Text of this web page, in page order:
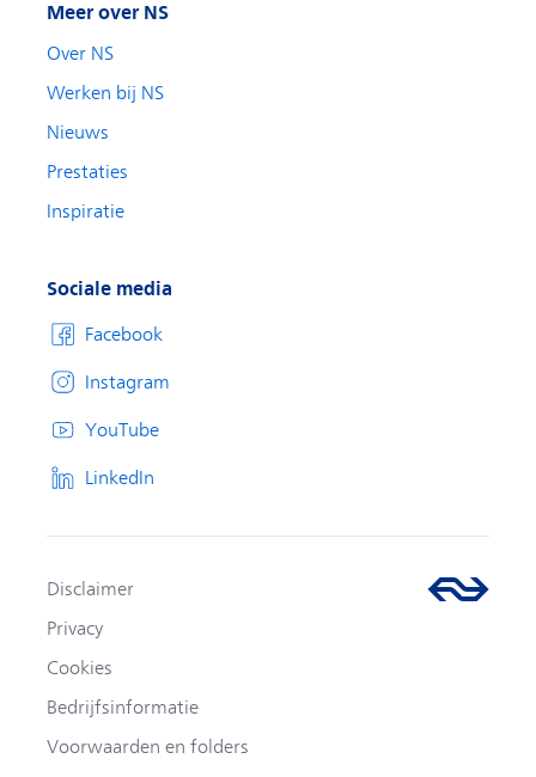
Meer over NS
Over NS
Werken bij NS
Nieuws
Prestaties
Inspiratie
Sociale media
Facebook
Instagram
YouTube
LinkedIn
Disclaimer
Privacy
Cookies
Bedrijfsinformatie
Voorwaarden en folders